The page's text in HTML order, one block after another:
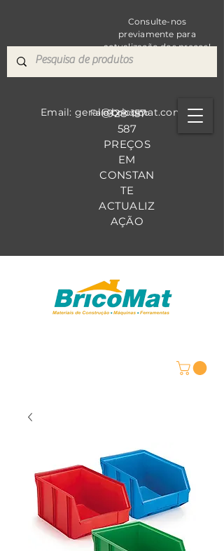
Consulte-nos
previamente para
actualização dos preços!
928 157
587
PREÇOS
EM
CONSTAN
TE
ACTUALIZ
AÇÃO
Fale Conosco
Email: geral@bricomat.com